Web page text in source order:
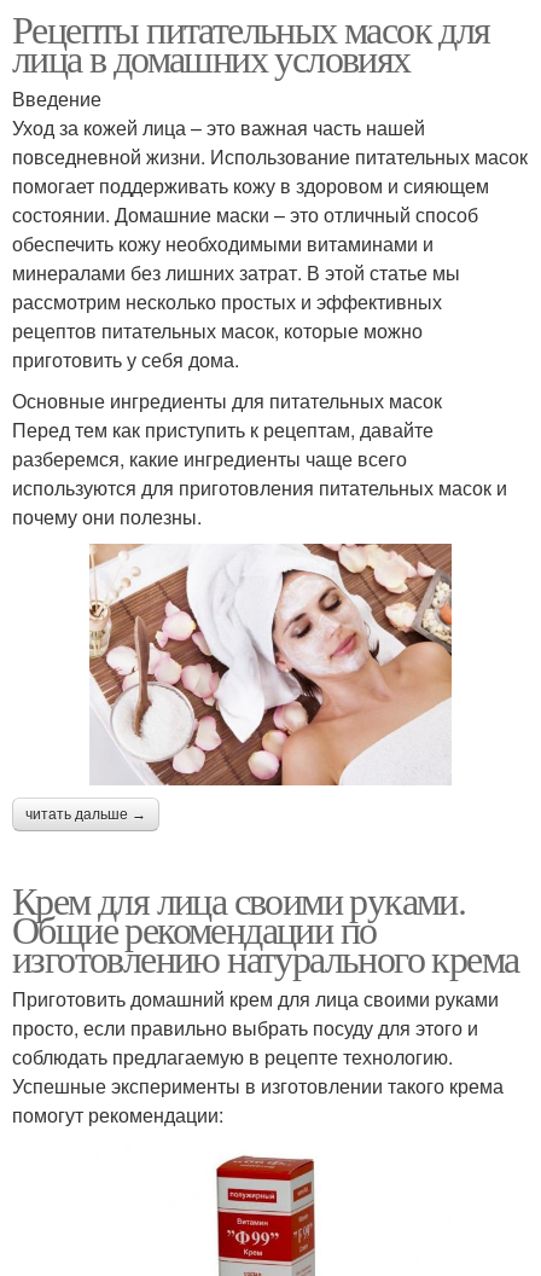
Рецепты питательных масок для
лица в домашних условиях
Введение
Уход за кожей лица – это важная часть нашей
повседневной жизни. Использование питательных масок
помогает поддерживать кожу в здоровом и сияющем
состоянии. Домашние маски – это отличный способ
обеспечить кожу необходимыми витаминами и
минералами без лишних затрат. В этой статье мы
рассмотрим несколько простых и эффективных
рецептов питательных масок, которые можно
приготовить у себя дома.
Основные ингредиенты для питательных масок
Перед тем как приступить к рецептам, давайте
разберемся, какие ингредиенты чаще всего
используются для приготовления питательных масок и
почему они полезны.
читать дальше →
Крем для лица своими руками.
Общие рекомендации по
изготовлению натурального крема
Приготовить домашний крем для лица своими руками
просто, если правильно выбрать посуду для этого и
соблюдать предлагаемую в рецепте технологию.
Успешные эксперименты в изготовлении такого крема
помогут рекомендации: